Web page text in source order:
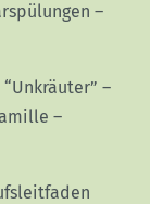
–
–
–